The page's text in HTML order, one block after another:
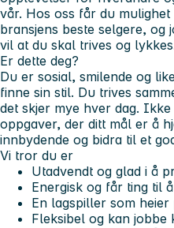
vår. Hos oss får du
bransjens beste selgere, og
vil at du skal trives og
Er dette deg?
Du er sosial, smilende og
finne sin stil. Du trives
det skjer mye hver dag.
oppgaver, der ditt mål er å
innbydende og bidra til et
Vi tror du er
Utadvendt og glad i å
Energisk og får ting til
En lagspiller som heier
Fleksibel og kan jobbe